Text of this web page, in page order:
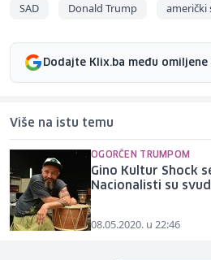
SAD Donald Trump američki
Dodajte Klix.ba među
Više na istu temu
OGORČEN TRUMPOM
Gino Kultur Shock
Nacionalisti su
08.05.2020. u 22:46